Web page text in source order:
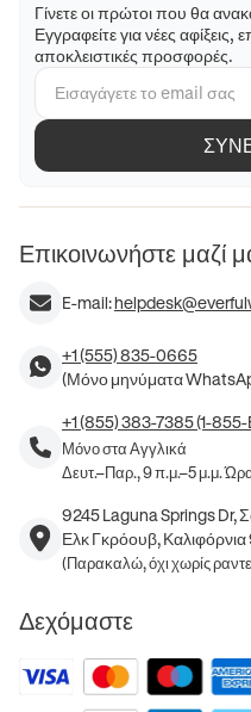
Γίνετε οι πρώτοι που θα
Εγγραφείτε για νέες αφίξεις,
αποκλειστικές προσφορές.
Επικοινωνήστε μαζί
E-mail:
+1 (555) 835-0665
(Μόνο μηνύματα
+1 (855) 383-7385 (1-855-
Μόνο στα Αγγλικά
Δευτ.–Παρ., 9 π.μ.–5 μ.μ.
9245 Laguna Springs Dr,
Ελκ Γκρόουβ, Καλιφόρνια
(Παρακαλώ, όχι χωρίς
Δεχόμαστε